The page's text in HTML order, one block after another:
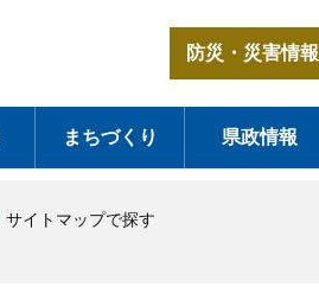
防災・災害情報
まちづくり 県政情報
サイトマップで探す